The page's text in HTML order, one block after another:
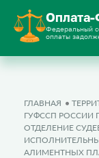
Федеральный
оплаты
ГЛАВНАЯ
ГУФССП РОССИИ
ОТДЕЛЕНИЕ
АЛИМЕНТНЫХ